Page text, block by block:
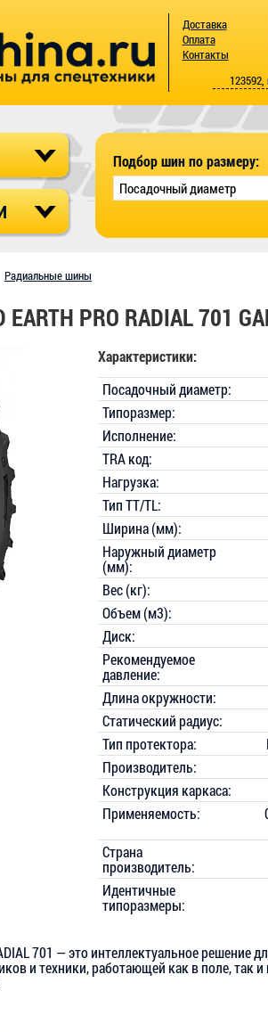
Доставка
Оплата
Контакты
Подбор шин по размеру:
Радиальные шины
PRO RADIAL 701
Характеристики:
Посадочный диаметр:
Типоразмер:
Исполнение:
TRA код:
Нагрузка:
Тип TT/TL:
Ширина (мм):
Наружный диаметр
(мм):
Вес (кг):
Объем (м3):
Диск:
Рекомендуемое
давление:
Длина окружности:
Статический радиус:
Тип протектора:
Производитель:
Конструкция каркаса:
Применяемость:
Страна
производитель:
Идентичные
типоразмеры:
701 — это интеллектуальное
и техники, работающей как в поле,